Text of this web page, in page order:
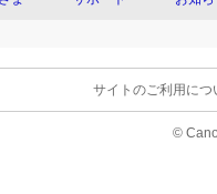
サイトのご利用につ
©